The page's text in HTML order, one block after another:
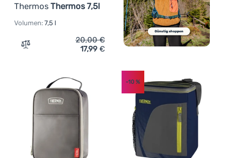
Thermos Thermos 7,5l
Volumen: 7,5 l
Zum Vergleich 'Thermotasche Thermos Thermos 7,5l'
20,00€
17,99 €
-10%